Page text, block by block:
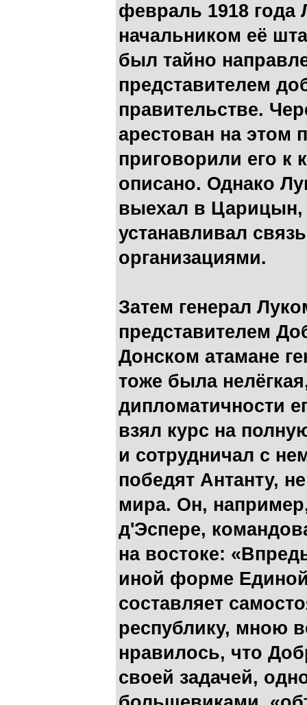
февраль 1918 года
начальником её
был тайно
представителем
правительстве.
арестован на этом
приговорили его к
описано. Однако
выехал в Царицын,
устанавливал
организациями.
Затем генерал
представителем
Донском атамане
тоже была
дипломатичности
взял курс на
и сотрудничал с
победят Антанту,
мира. Он,
д'Эспере,
на востоке:
иной форме
составляет
республику, мною
нравилось, что
своей задачей,